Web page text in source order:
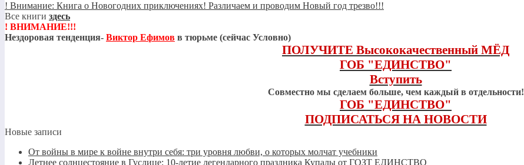
! Внимание: Книга о Новогодних приключениях! Различаем и проводим Новый год трезво!!!
Все книги здесь
! ВНИМАНИЕ!!!
Нездоровая тенденция- Виктор Ефимов в тюрьме (сейчас Условно)
ПОЛУЧИТЕ Высококачественный МЁД
ГОБ "ЕДИНСТВО"
Вступить
Совместно мы сделаем больше, чем каждый в отдельности!
ГОБ "ЕДИНСТВО"
ПОДПИСАТЬСЯ НА НОВОСТИ
Новые записи
От войны в мире к войне внутри себя: три уровня любви, о которых молчат учебники
Летнее солнцестояние в Гуслице: 10-летие легендарного праздника Купалы от ГОЗТ ЕДИНСТВО